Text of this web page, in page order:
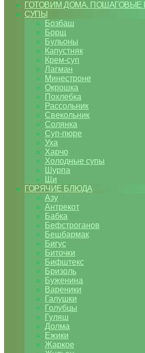
ГОТОВИМ ДОМА. ПОШАГОВЫЕ
СУПЫ
Бозбаш
Борщ
Бульоны
Капустняк
Крем-суп
Лагман
Минестроне
Окрошка
Похлебка
Рассольник
Свекольник
Солянка
Суп-пюре
Уха
Харчо
Холодные супы
Шурпа
Щи
ГОРЯЧИЕ БЛЮДА
Азу
Антрекот
Бабка
Бефстроганов
Бешбармак
Бигус
Биточки
Бифштекс
Бризоль
Буженина
Вареники
Галушки
Голубцы
Гуляш
Долма
Ежики
Жаркое